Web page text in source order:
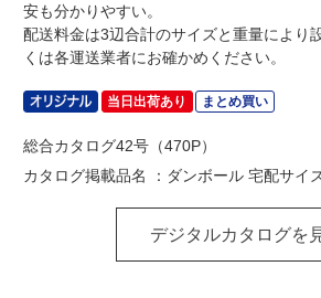
安も分かりやすい。
配送料金は3辺合計のサイズと重量により
くは各運送業者にお確かめください。
当日出荷あり まとめ買い
総合カタログ42号（470P）
カタログ掲載品名 ：ダンボール 宅配サイ
デジタルカタログを